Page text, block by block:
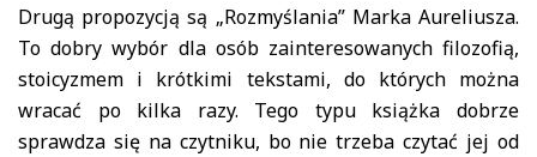
Drugą propozycją są „Rozmyślania” Marka Aureliusza.
To dobry wybór dla osób zainteresowanych filozofią,
stoicyzmem i krótkimi tekstami, do których można
wracać po kilka razy. Tego typu książka dobrze
sprawdza się na czytniku, bo nie trzeba czytać jej od